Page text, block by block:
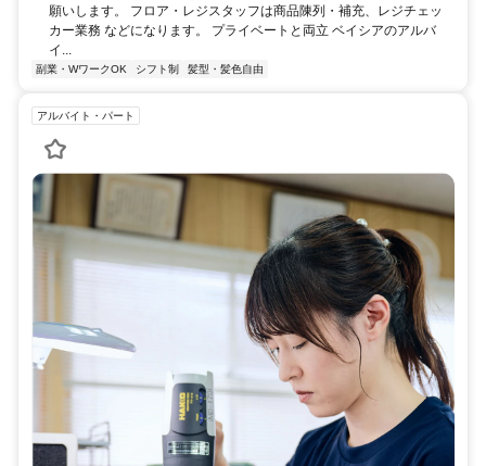
願いします。 フロア・レジスタッフは商品陳列・補充、レジチェッ
カー業務 などになります。 プライベートと両立 ベイシアのアルバ
イ...
副業・WワークOK シフト制 髪型・髪色自由
アルバイト・パート